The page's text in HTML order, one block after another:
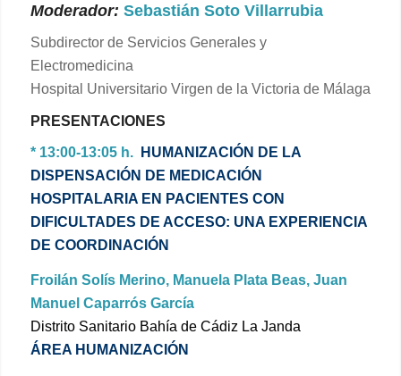
Moderador: Sebastián Soto Villarrubia
Subdirector de Servicios Generales y
Electromedicina
Hospital Universitario Virgen de la Victoria de Málaga
PRESENTACIONES
* 13:00-13:05 h.
HUMANIZACIÓN DE LA
DISPENSACIÓN DE MEDICACIÓN
HOSPITALARIA EN PACIENTES CON
DIFICULTADES DE ACCESO: UNA EXPERIENCIA
DE COORDINACIÓN
Froilán Solís Merino, Manuela Plata Beas, Juan
Manuel Caparrós García
Distrito Sanitario Bahía de Cádiz La Janda
ÁREA HUMANIZACIÓN